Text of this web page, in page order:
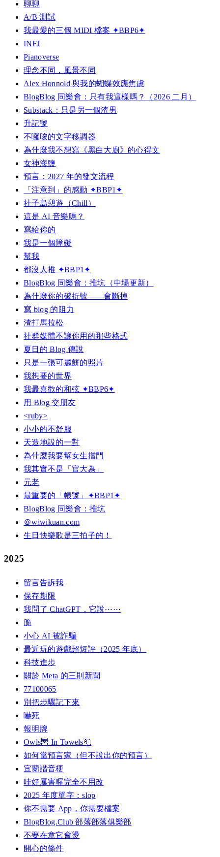
聊聊
A/B 測試
我最愛的三個 MIDI 檔案 ✦BBP6✦
INFJ
Pianoverse
理念不同，風景不同
Alex Honnold 與我的蝴蝶效應焦慮
BlogBlog 同樂會：只有我這樣嗎？（2026 二月）
Substack：只是另一個渣男
升記號
不囉唆的文字移調器
為什麼我不想寫《黑白大廚》的心得文
女神海鹽
預言：2027 年的發文流程
「注意到」的感動 ✦BBP1✦
社子島憩遊（Chill）
這是 AI 音樂嗎？
寫給你的
我是一個障礙
幫我
都沒人推 ✦BBP1✦
BlogBlog 同樂會：推坑（中場更新）
為什麼你的破折號——會斷掉
寫 blog 的阻力
渣打馬拉松
社群媒體不讓你用的那些格式
夏日的 Blog 傳說
只是一張可麗餅的照片
我想要的世界
我最喜歡的和弦 ✦BBP6✦
用 Blog 交朋友
<ruby>
小小的不舒服
天造地設的一對
為什麼我要幫女生擋門
我其實不是「官大為」
元老
最重要的「帳號」✦BBP1✦
BlogBlog 同樂會：推坑
＠wiwikuan.com
生日快樂歌是三拍子的！
2025
留言告訴我
保存期限
我問了 ChatGPT，它說⋯⋯
脆
小心 AI 被詐騙
最近玩的遊戲超短評（2025 年底）
科技進步
關於 Meta 的三則新聞
77100065
別把步驟記下來
嚇死
報明牌
Owls🦉 In Towels🧻
如何當預言家（但不說出你的預言）
宜蘭諧音梗
哇好厲害喔完全不用改
2025 年度單字：slop
你不需要 App，你需要檔案
BlogBlog.Club 部落部落俱樂部
不要在意它會燙
開心的條件